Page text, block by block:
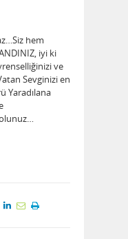
hem
iyi ki
ve
Sevginizi en
Yaradılana